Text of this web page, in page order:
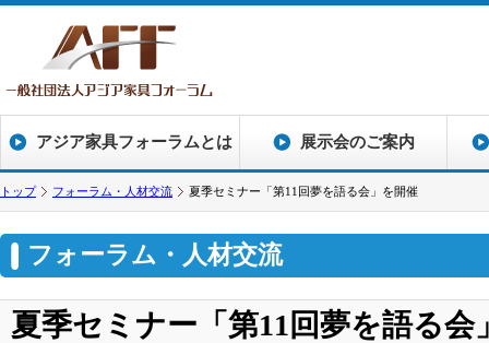
アジア家具フォーラムとは 展示会のご案内
トップ フォーラム・人材交流 夏季セミナー「第11回夢を語る会」を開催
フォーラム・人材交流
夏季セミナー「第11回夢を語る会